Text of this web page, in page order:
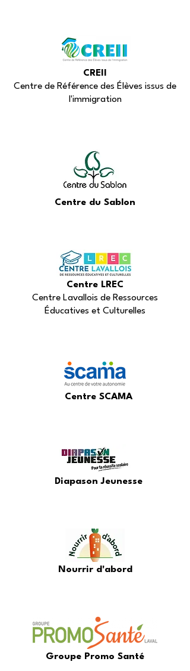
CREII
Centre de Référence des Élèves issus de
l'immigration
Centre du Sablon
Centre LREC
Centre Lavallois de Ressources
Éducatives et Culturelles
Centre SCAMA
Diapason Jeunesse
Nourrir d'abord
Groupe Promo Santé